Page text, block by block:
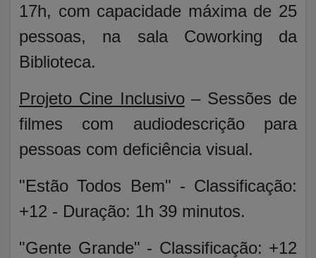
17h, com capacidade máxima de 25
pessoas, na sala Coworking da
Biblioteca.
Projeto Cine Inclusivo– Sessões de
filmes com audiodescrição para
pessoas com deficiência visual.
"Estão Todos Bem" - Classificação:
+12 - Duração: 1h 39 minutos.
"Gente Grande" - Classificação: +12